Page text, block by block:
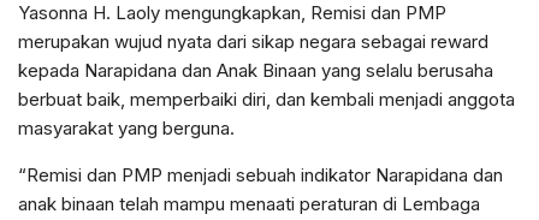
Yasonna H. Laoly mengungkapkan, Remisi dan PMP
merupakan wujud nyata dari sikap negara sebagai reward
kepada Narapidana dan Anak Binaan yang selalu berusaha
berbuat baik, memperbaiki diri, dan kembali menjadi anggota
masyarakat yang berguna.
“Remisi dan PMP menjadi sebuah indikator Narapidana dan
anak binaan telah mampu menaati peraturan di Lembaga